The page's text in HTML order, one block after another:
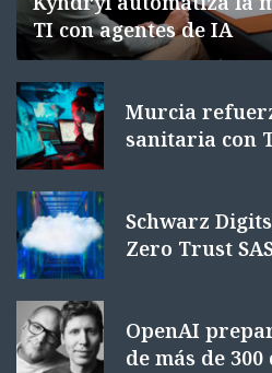
TI con agentes de IA
Murcia
sanitaria con
Schwarz
Zero Trust
OpenAI
de más de